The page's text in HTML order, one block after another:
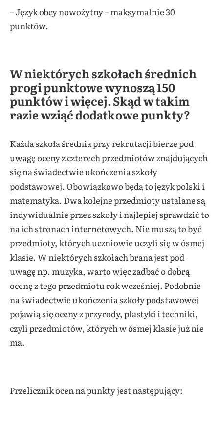
– Język obcy nowożytny – maksymalnie 30
punktów.
W niektórych szkołach średnich
progi punktowe wynoszą 150
punktów i więcej. Skąd w takim
razie wziąć dodatkowe punkty?
Każda szkoła średnia przy rekrutacji bierze pod
uwagę oceny z czterech przedmiotów znajdujących
się na świadectwie ukończenia szkoły
podstawowej. Obowiązkowo będą to język polski i
matematyka. Dwa kolejne przedmioty ustalane są
indywidualnie przez szkoły i najlepiej sprawdzić to
na ich stronach internetowych. Nie muszą to być
przedmioty, których uczniowie uczyli się w ósmej
klasie. W niektórych szkołach brana jest pod
uwagę np. muzyka, warto więc zadbać o dobrą
ocenę z tego przedmiotu rok wcześniej. Podobnie
na świadectwie ukończenia szkoły podstawowej
pojawią się oceny z przyrody, plastyki i techniki,
czyli przedmiotów, których w ósmej klasie już nie
ma.
Przelicznik ocen na punkty jest następujący: